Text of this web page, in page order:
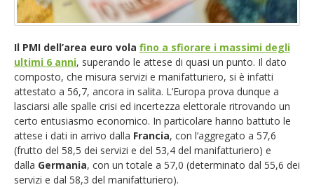
EUR/GBP
GBP/USD
Ftse Mib
Altri
English version
Il PMI dell’area euro vola fino a sfiorare i massimi degli
ultimi 6 anni, superando le attese di quasi un punto. Il dato
composto, che misura servizi e manifatturiero, si è infatti
attestato a 56,7, ancora in salita. L’Europa prova dunque a
lasciarsi alle spalle crisi ed incertezza elettorale ritrovando un
certo entusiasmo economico. In particolare hanno battuto le
attese i dati in arrivo dalla Francia, con l’aggregato a 57,6
(frutto del 58,5 dei servizi e del 53,4 del manifatturiero) e
dalla Germania, con un totale a 57,0 (determinato dal 55,6 dei
servizi e dal 58,3 del manifatturiero).